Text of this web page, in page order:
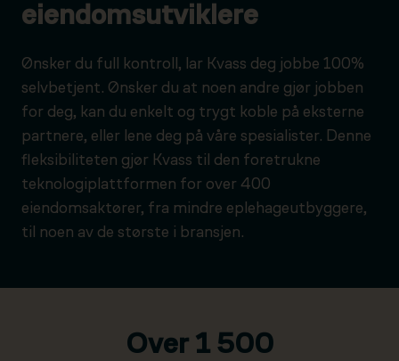
eiendomsutviklere
Ønsker du full kontroll, lar Kvass deg jobbe 100%
selvbetjent. Ønsker du at noen andre gjør jobben
for deg, kan du enkelt og trygt koble på eksterne
partnere, eller lene deg på våre spesialister. Denne
fleksibiliteten gjør Kvass til den foretrukne
teknologiplattformen for over 400
eiendomsaktører, fra mindre eplehageutbyggere,
til noen av de største i bransjen.
Over 1 500